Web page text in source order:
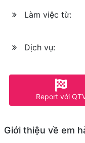
Làm việc từ:
Dịch vụ:
Report với
Giới thiệu về em